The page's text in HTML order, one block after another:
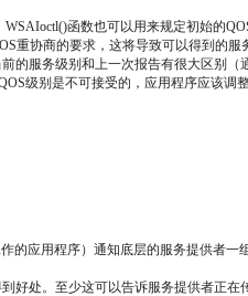
函数也可以用来规定初始的
协商的要求，这将导致可以得到的
的服务级别和上一次报告有很大区别
级别是不可接受的，应用程序应该调
的应用程序）通知底层的服务提供
好处。至少这可以告诉服务提供者正